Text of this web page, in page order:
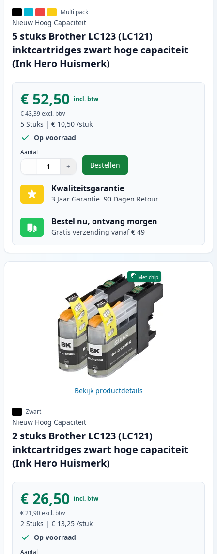
Multi pack
Nieuw Hoog Capaciteit
5 stuks Brother LC123 (LC121)
inktcartridges zwart hoge capaciteit
(Ink Hero Huismerk)
€ 52,50 incl. btw
€ 43,39excl. btw
5 Stuks | € 10,50 /stuk
Op voorraad
Aantal
Gebruik de knoppen om aan te passen
− +
1
Bestellen
,5 stuks Brother LC123 (LC121)
Kwaliteitsgarantie
3 Jaar Garantie. 90 Dagen Retour
Bestel nu, ontvang morgen
Gratis verzending vanaf € 49
Met chip
Bekijk productdetails
Zwart
Nieuw Hoog Capaciteit
2 stuks Brother LC123 (LC121)
inktcartridges zwart hoge capaciteit
(Ink Hero Huismerk)
€ 26,50 incl. btw
€ 21,90excl. btw
2 Stuks | € 13,25 /stuk
Op voorraad
Aantal